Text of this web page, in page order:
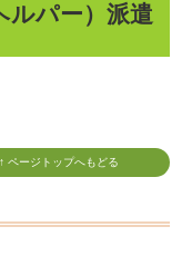
ルパー）派遣
↑ ページトップへもどる